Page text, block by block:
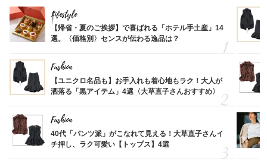
Lifestyle
【帰省・夏のご挨拶】で喜ばれる「ホテル手土産」14
選。〈価格別〉センスが伝わる逸品は？
Fashion
【ユニクロ名品も】お手入れも着心地もラク！大人が
洒落る「黒アイテム」4選〈大草直子さんおすすめ〉
Fashion
40代「パンツ派」がこなれて見える！大草直子さんイ
チ押し、ラク可愛い【トップス】4選